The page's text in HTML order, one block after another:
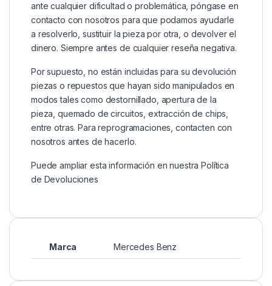
ante cualquier dificultad o problemática, póngase en
contacto con nosotros para que podamos ayudarle
a resolverlo, sustituir la pieza por otra, o devolver el
dinero. Siempre antes de cualquier reseña negativa.
Por supuesto, no están incluidas para su devolución
piezas o repuestos que hayan sido manipulados en
modos tales como destornillado, apertura de la
pieza, quemado de circuitos, extracción de chips,
entre otras. Para reprogramaciones, contacten con
nosotros antes de hacerlo.
Puede ampliar esta información en nuestraPolítica
de Devoluciones
Marca Mercedes Benz